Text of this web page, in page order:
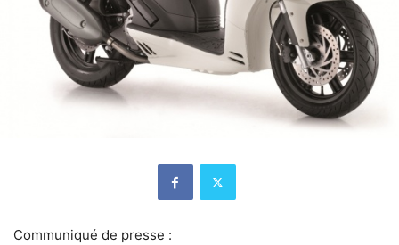
Communiqué de presse :